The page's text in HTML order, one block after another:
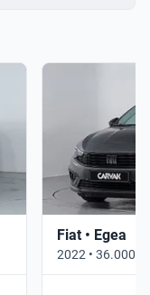
Fiat • Egea
2022 • 36.000